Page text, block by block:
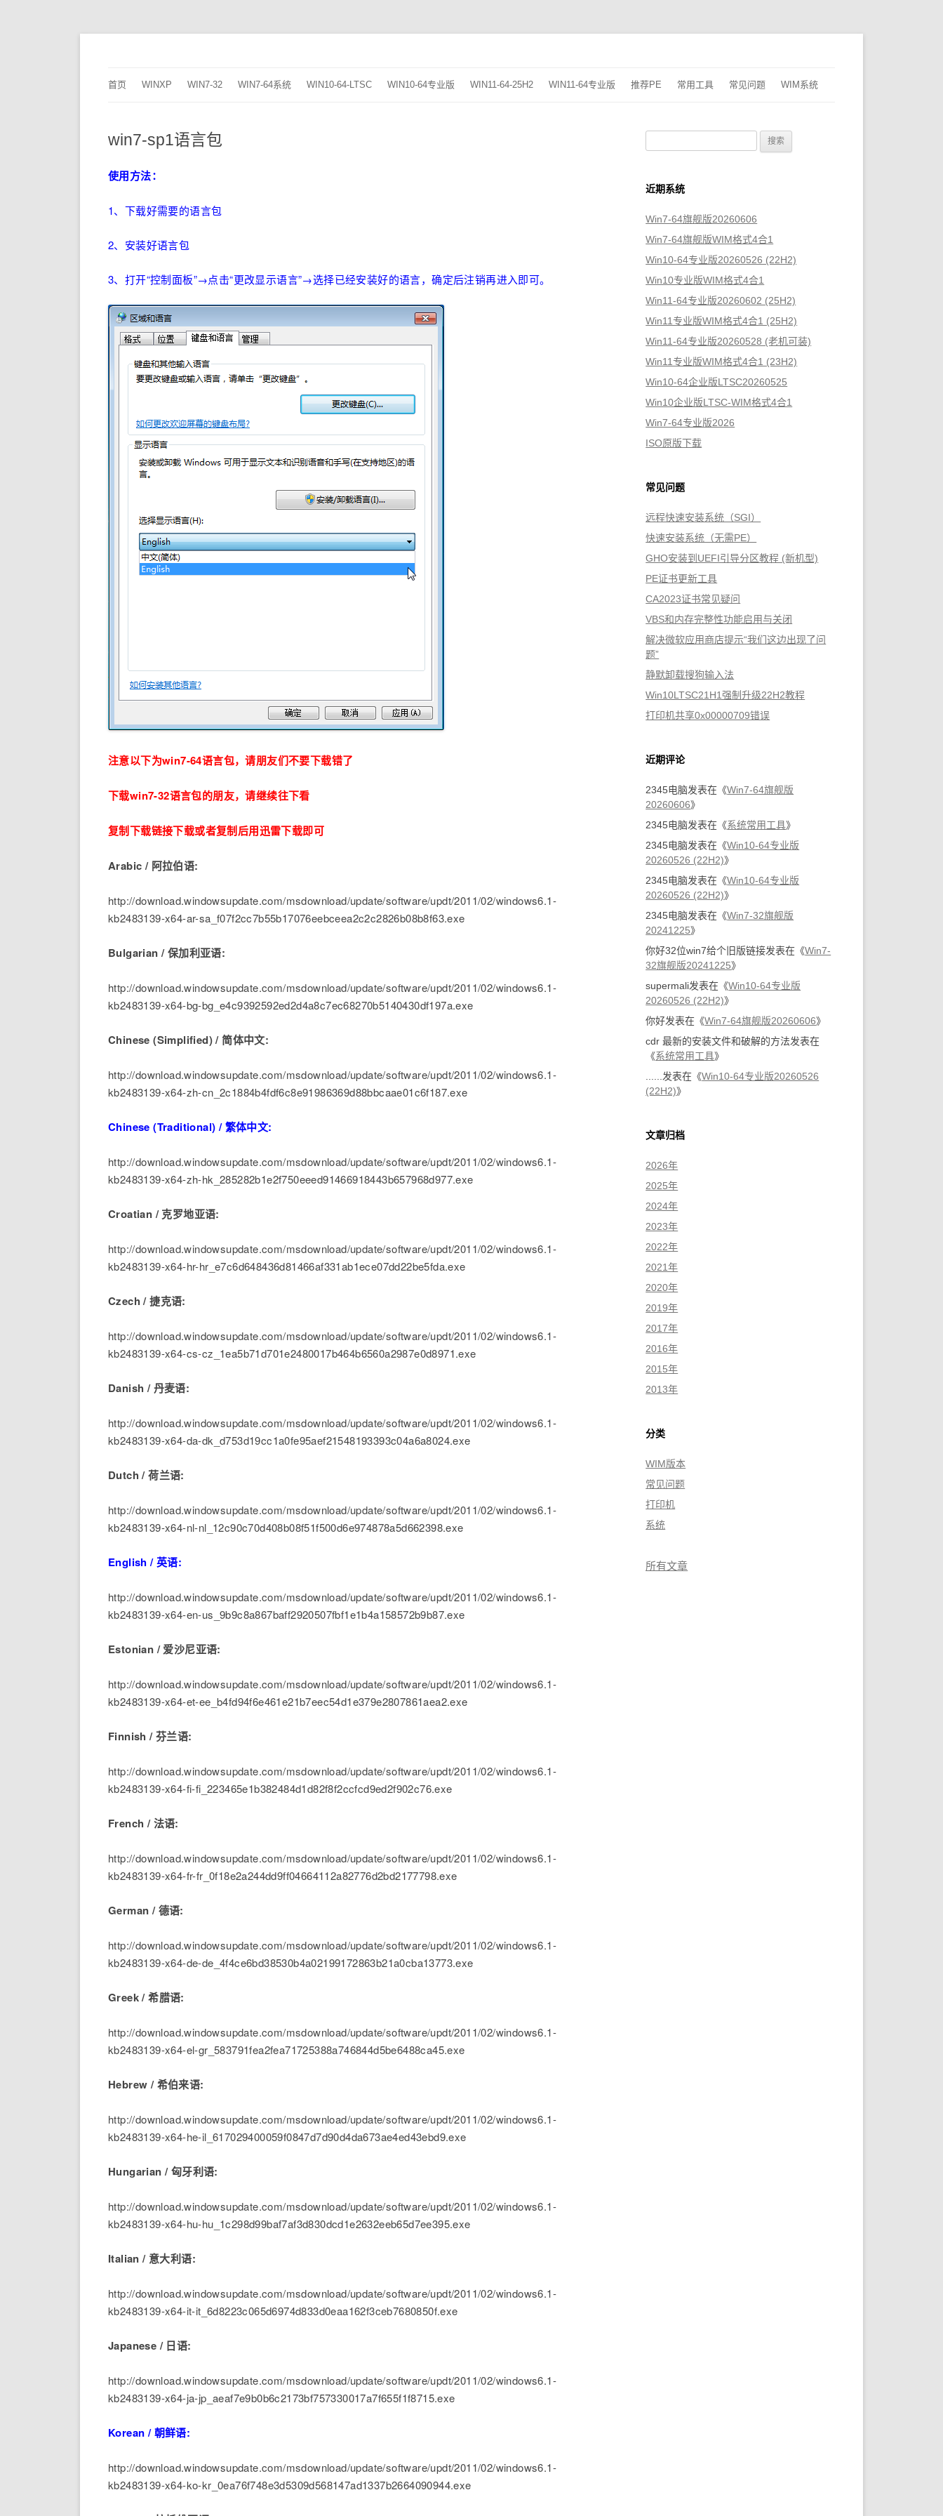
至
首页 WINXP WIN7-32 WIN7-64系统 WIN10-64-LTSC WIN10-64专业版 WIN11-64-25H2 WIN11-64专业版 推荐PE 常用工具 常见问题 WIM系统
win7-sp1语言包
使用方法：
1、下载好需要的语言包
2、安装好语言包
3、打开“控制面板”→点击“更改显示语言”→选择已经安装好的语言，确定后注销再进入即可。
注意以下为win7-64语言包，请朋友们不要下载错了
下载win7-32语言包的朋友，请继续往下看
复制下载链接下载或者复制后用迅雷下载即可
Arabic / 阿拉伯语:
http://download.windowsupdate.com/msdownload/update/software/updt/2011/02/windows6.1-
kb2483139-x64-ar-sa_f07f2cc7b55b17076eebceea2c2c2826b08b8f63.exe
Bulgarian / 保加利亚语:
http://download.windowsupdate.com/msdownload/update/software/updt/2011/02/windows6.1-
kb2483139-x64-bg-bg_e4c9392592ed2d4a8c7ec68270b5140430df197a.exe
Chinese (Simplified) / 简体中文:
http://download.windowsupdate.com/msdownload/update/software/updt/2011/02/windows6.1-
kb2483139-x64-zh-cn_2c1884b4fdf6c8e91986369d88bbcaae01c6f187.exe
Chinese (Traditional) / 繁体中文:
http://download.windowsupdate.com/msdownload/update/software/updt/2011/02/windows6.1-
kb2483139-x64-zh-hk_285282b1e2f750eeed91466918443b657968d977.exe
Croatian / 克罗地亚语:
http://download.windowsupdate.com/msdownload/update/software/updt/2011/02/windows6.1-
kb2483139-x64-hr-hr_e7c6d648436d81466af331ab1ece07dd22be5fda.exe
Czech / 捷克语:
http://download.windowsupdate.com/msdownload/update/software/updt/2011/02/windows6.1-
kb2483139-x64-cs-cz_1ea5b71d701e2480017b464b6560a2987e0d8971.exe
Danish / 丹麦语:
http://download.windowsupdate.com/msdownload/update/software/updt/2011/02/windows6.1-
kb2483139-x64-da-dk_d753d19cc1a0fe95aef21548193393c04a6a8024.exe
Dutch / 荷兰语:
http://download.windowsupdate.com/msdownload/update/software/updt/2011/02/windows6.1-
kb2483139-x64-nl-nl_12c90c70d408b08f51f500d6e974878a5d662398.exe
English / 英语:
http://download.windowsupdate.com/msdownload/update/software/updt/2011/02/windows6.1-
kb2483139-x64-en-us_9b9c8a867baff2920507fbf1e1b4a158572b9b87.exe
Estonian / 爱沙尼亚语:
http://download.windowsupdate.com/msdownload/update/software/updt/2011/02/windows6.1-
kb2483139-x64-et-ee_b4fd94f6e461e21b7eec54d1e379e2807861aea2.exe
Finnish / 芬兰语:
http://download.windowsupdate.com/msdownload/update/software/updt/2011/02/windows6.1-
kb2483139-x64-fi-fi_223465e1b382484d1d82f8f2ccfcd9ed2f902c76.exe
French / 法语:
http://download.windowsupdate.com/msdownload/update/software/updt/2011/02/windows6.1-
kb2483139-x64-fr-fr_0f18e2a244dd9ff04664112a82776d2bd2177798.exe
German / 德语:
http://download.windowsupdate.com/msdownload/update/software/updt/2011/02/windows6.1-
kb2483139-x64-de-de_4f4ce6bd38530b4a02199172863b21a0cba13773.exe
Greek / 希腊语:
http://download.windowsupdate.com/msdownload/update/software/updt/2011/02/windows6.1-
kb2483139-x64-el-gr_583791fea2fea71725388a746844d5be6488ca45.exe
Hebrew / 希伯来语:
http://download.windowsupdate.com/msdownload/update/software/updt/2011/02/windows6.1-
kb2483139-x64-he-il_617029400059f0847d7d90d4da673ae4ed43ebd9.exe
Hungarian / 匈牙利语:
http://download.windowsupdate.com/msdownload/update/software/updt/2011/02/windows6.1-
kb2483139-x64-hu-hu_1c298d99baf7af3d830dcd1e2632eeb65d7ee395.exe
Italian / 意大利语:
http://download.windowsupdate.com/msdownload/update/software/updt/2011/02/windows6.1-
kb2483139-x64-it-it_6d8223c065d6974d833d0eaa162f3ceb7680850f.exe
Japanese / 日语:
http://download.windowsupdate.com/msdownload/update/software/updt/2011/02/windows6.1-
kb2483139-x64-ja-jp_aeaf7e9b0b6c2173bf757330017a7f655f1f8715.exe
Korean / 朝鲜语:
http://download.windowsupdate.com/msdownload/update/software/updt/2011/02/windows6.1-
kb2483139-x64-ko-kr_0ea76f748e3d5309d568147ad1337b2664090944.exe
近期系统
Win7-64旗舰版20260606
Win7-64旗舰版WIM格式4合1
Win10-64专业版20260526 (22H2)
Win10专业版WIM格式4合1
Win11-64专业版20260602 (25H2)
Win11专业版WIM格式4合1 (25H2)
Win11-64专业版20260528 (老机可装)
Win11专业版WIM格式4合1 (23H2)
Win10-64企业版LTSC20260525
Win10企业版LTSC-WIM格式4合1
Win7-64专业版2026
ISO原版下载
常见问题
远程快速安装系统（SGI）
快速安装系统（无需PE）
GHO安装到UEFI引导分区教程 (新机型)
PE证书更新工具
CA2023证书常见疑问
VBS和内存完整性功能启用与关闭
解决微软应用商店提示“我们这边出现了问
题”
静默卸载搜狗输入法
Win10LTSC21H1强制升级22H2教程
打印机共享0x00000709错误
近期评论
2345电脑发表在《Win7-64旗舰版
20260606》
2345电脑发表在《系统常用工具》
2345电脑发表在《Win10-64专业版
20260526 (22H2)》
2345电脑发表在《Win10-64专业版
20260526 (22H2)》
2345电脑发表在《Win7-32旗舰版
20241225》
你好32位win7给个旧版链接发表在《Win7-
32旗舰版20241225》
supermali发表在《Win10-64专业版
20260526 (22H2)》
你好发表在《Win7-64旗舰版20260606》
cdr 最新的安装文件和破解的方法发表在
《系统常用工具》
发表在《Win10-64专业版20260526
(22H2)》
文章归档
2026年
2025年
2024年
2023年
2022年
2021年
2020年
2019年
2017年
2016年
2015年
2013年
分类
WIM版本
常见问题
打印机
系统
所有文章